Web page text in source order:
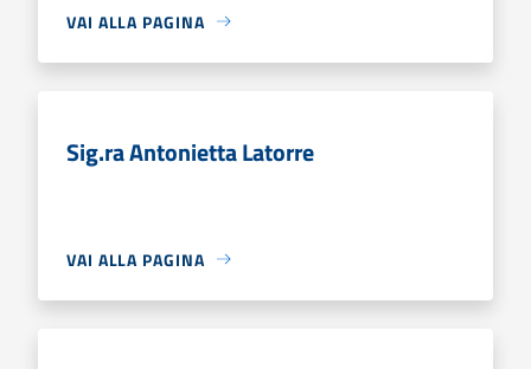
VAI ALLA PAGINA
Sig.ra Antonietta Latorre
VAI ALLA PAGINA